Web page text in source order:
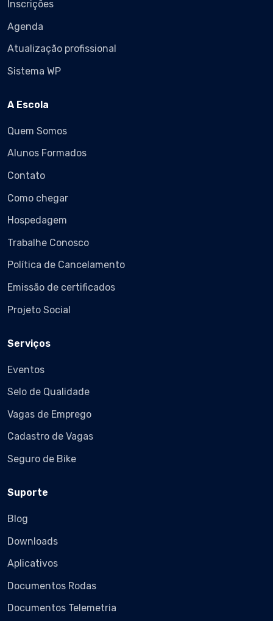
Inscrições
Agenda
Atualização profissional
Sistema WP
A Escola
Quem Somos
Alunos Formados
Contato
Como chegar
Hospedagem
Trabalhe Conosco
Política de Cancelamento
Emissão de certificados
Projeto Social
Serviços
Eventos
Selo de Qualidade
Vagas de Emprego
Cadastro de Vagas
Seguro de Bike
Suporte
Blog
Downloads
Aplicativos
Documentos Rodas
Documentos Telemetria